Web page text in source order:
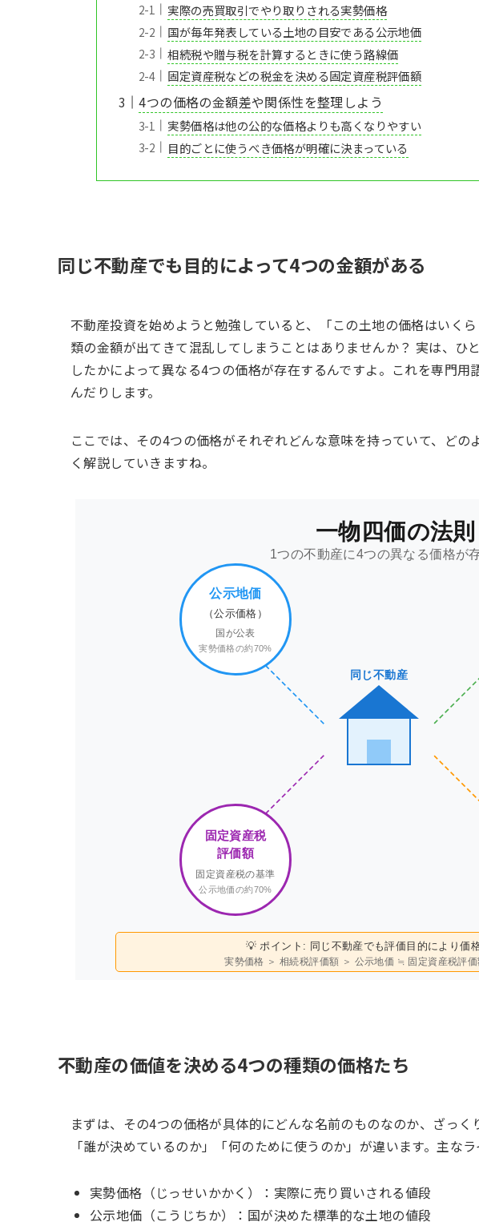
実際の売買取引でやり取りされる実勢価格
国が毎年発表している土地の目安である公示地価
相続税や贈与税を計算するときに使う路線価
固定資産税などの税金を決める固定資産税評価額
4つの価格の金額差や関係性を整理しよう
実勢価格は他の公的な価格よりも高くなりやすい
目的ごとに使うべき価格が明確に決まっている
同じ不動産でも目的によって4つの金額がある
不動産投資を始めようと勉強していると、「この土地の価格はいく
類の金額が出てきて混乱してしまうことはありませんか？ 実は、ひ
したかによって異なる4つの価格が存在するんですよ。これを専門
んだりします。
ここでは、その4つの価格がそれぞれどんな意味を持っていて、ど
く解説していきますね。
一物四価の法則
1つの不動産に4つの異なる価格が
同じ不動産
公示地価
（公示価格）
国が公表
実勢価格の約70%
固定資産税
評価額
固定資産税の基準
公示地価の約70%
💡 ポイント: 同じ不動産でも評価目的により価
実勢価格 ＞ 相続税評価額 ＞ 公示地価 ≒ 固定資産税評価
不動産の価値を決める4つの種類の価格たち
まずは、その4つの価格が具体的にどんな名前のものなのか、ざっ
「誰が決めているのか」「何のために使うのか」が違います。主な
実勢価格（じっせいかかく）：実際に売り買いされる値段
公示地価（こうじちか）：国が決めた標準的な土地の値段